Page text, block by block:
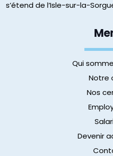
s’étend de l’Isle-sur-la-
Qui
Notre
Nos
Devenir